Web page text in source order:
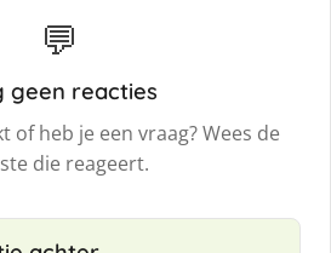
💬
geen reacties
of heb je een vraag? Wees de
die reageert.